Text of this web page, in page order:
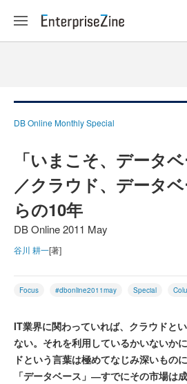
DB Online Monthly Special
「いまこそ、データ
／クラウド、データ
らの10年
DB Online 2011 May
谷川 耕一[著]
Focus #dbonline2011may Special
IT業界に関わっていれば、クラウドと
ない。それを利用しているかいないか
ドという言葉は極めてなじみ深いもの
「データベース」―すでにその市場は